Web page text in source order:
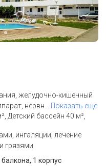
желудочно-кишечный
нервн
Показать еще
Детский бассейн 40 м²,
ингаляции, лечение
грязями
1 корпус